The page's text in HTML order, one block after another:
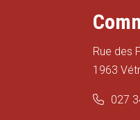
Rue des
1963
027